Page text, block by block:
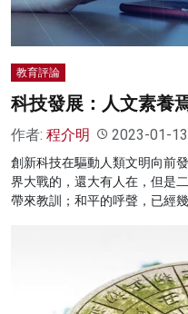
教育評論
科技發展：人文素養
作者: 程介明 2023-01-13
創新科技在驅動人類文明向前
界大戰的，還大有人在，但是
帶來教訓；和平的呼聲，已經